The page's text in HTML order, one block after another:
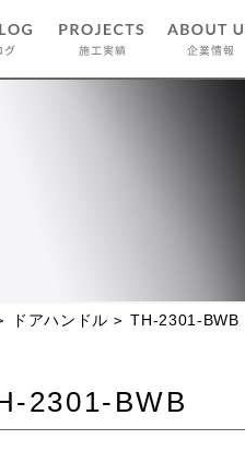
ドアハンドル TH-2301-BWB
2301-BWB